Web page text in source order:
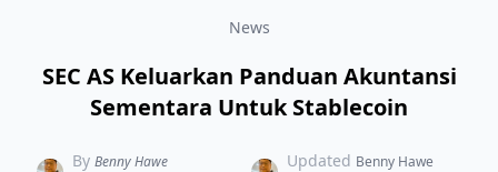
News
SEC AS Keluarkan Panduan Akuntansi
Sementara Untuk Stablecoin
By Benny Hawe
Updated Benny Hawe